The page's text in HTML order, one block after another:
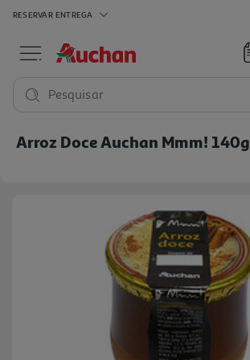
RESERVAR ENTREGA
Pesquisar
Arroz Doce Auchan Mmm! 140g